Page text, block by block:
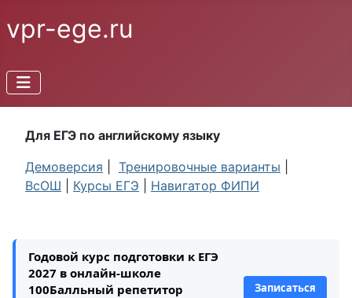
vpr-ege.ru
Для ЕГЭ по английскому языку
Демоверсия
Тренировочные варианты
ВсОШ
Курсы ЕГЭ Навигатор ФИПИ
Годовой курс подготовки к ЕГЭ
2027 в онлайн-школе
100Балльный репетитор
Записаться